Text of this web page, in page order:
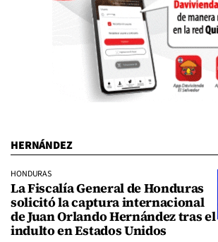
HERNÁNDEZ
HONDURAS
La Fiscalía General de Honduras
solicitó la captura internacional
de Juan Orlando Hernández tras el
indulto en Estados Unidos